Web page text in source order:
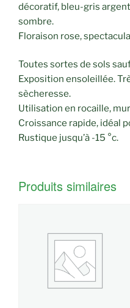
décoratif, bleu-gris
sombre.
Floraison rose,
Toutes sortes de sols
Exposition ensoleillée.
sècheresse.
Utilisation en rocaille,
Croissance rapide, idéal
Rustique jusqu’à -15 °c.
Produits similaires